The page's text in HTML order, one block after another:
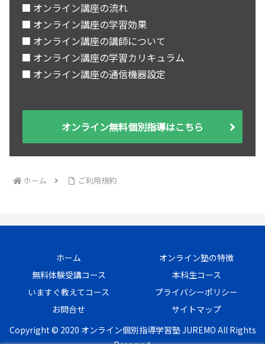
■ オンライン講座の流れ
■ オンライン講座の学習効果
■ オンライン講座の講師について
■ オンライン講座の学習カリキュラム
■ オンライン講座の通信機器設定
オンライン無料個別指導はこちら
ホーム ご利用規約
ホーム
オンライン塾の特徴
無料体験受講コース
本科生コース
いますぐ教えてコース
プライバシーポリシー
お問合せ
サイトマップ
Copyright © 2020 オンライン個別指導学習塾 JUREMO All Rights